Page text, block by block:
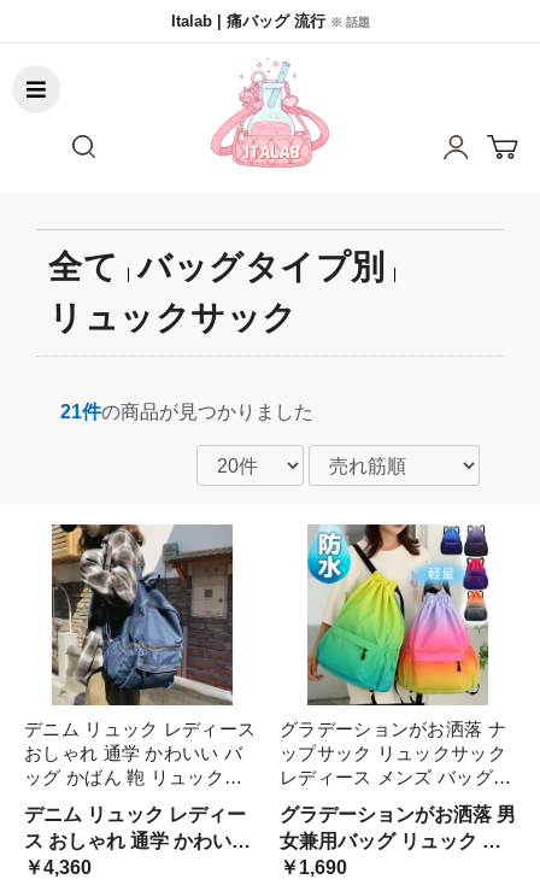
Italab | 痛バッグ 流行 ※ 話題
全て バッグタイプ別
リュックサック
21件の商品が見つかりました
デニム リュック レディース
おしゃれ 通学 かわいい バ
ッグ かばん 鞄 リュックサ
ック シンプル 大容量 カジ
ュアル きれいめ スクールバ
ッグ ショルダー ジーンズ
レトロ 便利 肩掛け
デニム リュック レディー
ス おしゃれ 通学 かわいい
バッグ かばん 鞄 リュック
￥4,360
グラデーションがお洒落 ナ
ップサック リュックサック
レディース メンズ バッグ
カバン バックパック 巾着袋
ジムサック デイパック A4収
納 防水 撥水 軽量 旅行 アウ
トドア 通学 通勤 遠足 トレ
グラデーションがお洒落 男
女兼用バッグ リュック デ
イパック A4収納 防水 撥水
￥1,690